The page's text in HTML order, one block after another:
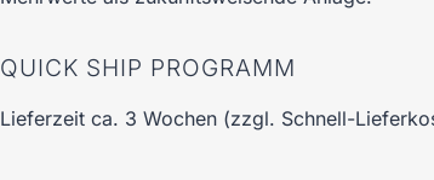
QUICK SHIP PROGRAMM
Lieferzeit ca. 3 Wochen (zzgl. Schnell-